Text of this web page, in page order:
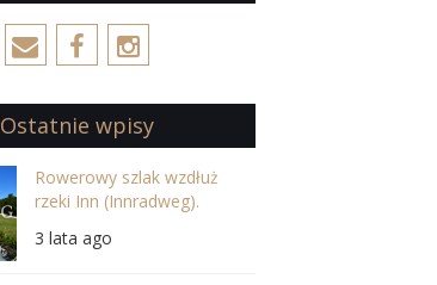
Ostatnie wpisy
Rowerowy szlak wzdłuż
rzeki Inn (Innradweg).
najpiękniejszej odsłonie
3 lata ago